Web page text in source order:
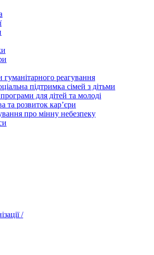
гуманітарного реагування
підтримка сімей з дітьми
для дітей та молоді
та розвиток кар’єри
про мінну небезпеку
/